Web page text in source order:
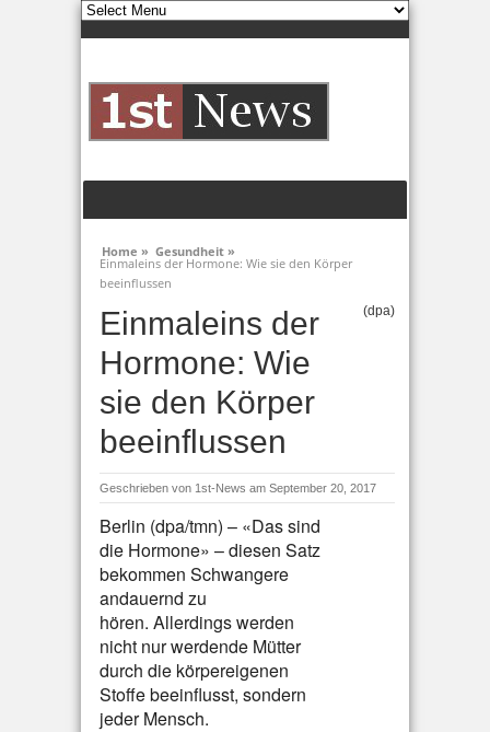
Home » Gesundheit »
Einmaleins der Hormone: Wie sie den Körper
beeinflussen
Einmaleins der
Hormone: Wie
sie den Körper
beeinflussen
(dpa)
Geschrieben von 1st-News am September 20, 2017
Berlin (dpa/tmn) – «Das sind
die Hormone» – diesen Satz
bekommen Schwangere
andauernd zu
hören. Allerdings werden
nicht nur werdende Mütter
durch die körpereigenen
Stoffe beeinflusst, sondern
jeder Mensch.